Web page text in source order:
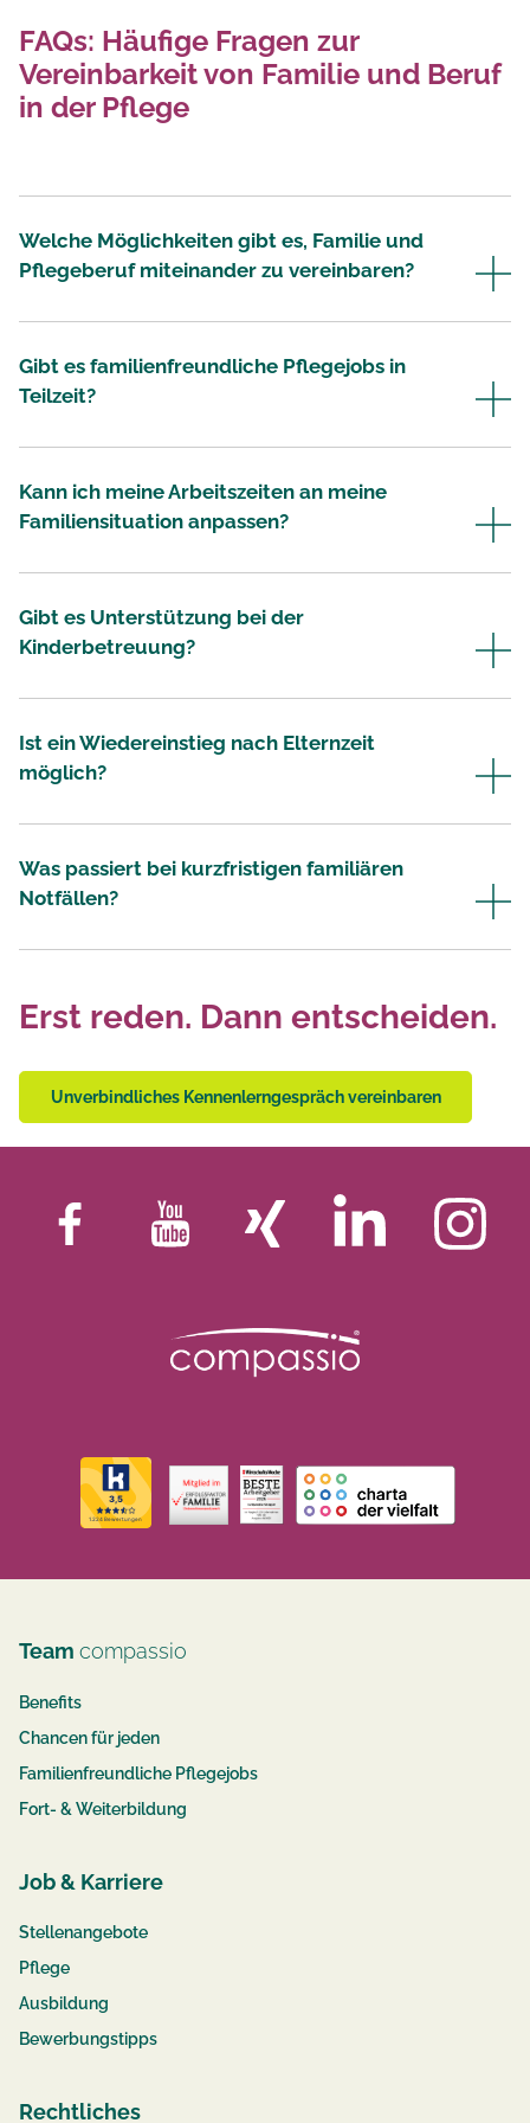
FAQs: Häufige Fragen zur
Vereinbarkeit von Familie und Beruf
in der Pflege
Welche Möglichkeiten gibt es, Familie und
Pflegeberuf miteinander zu vereinbaren?
Gibt es familienfreundliche Pflegejobs in
Teilzeit?
Kann ich meine Arbeitszeiten an meine
Familiensituation anpassen?
Gibt es Unterstützung bei der
Kinderbetreuung?
Ist ein Wiedereinstieg nach Elternzeit
möglich?
Was passiert bei kurzfristigen familiären
Notfällen?
Erst reden. Dann entscheiden.
Unverbindliches Kennenlerngespräch vereinbaren
Team compassio
Benefits
Chancen für jeden
Familienfreundliche Pflegejobs
Fort- & Weiterbildung
Job & Karriere
Stellenangebote
Pflege
Ausbildung
Bewerbungstipps
Rechtliches